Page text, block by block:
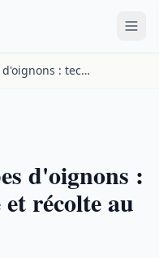
Plantation de bulbes d'oignons : technique, période et récolte au potager
d'oignons :
récolte au